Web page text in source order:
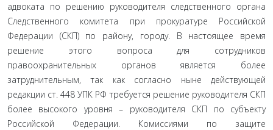
адвоката по решению руководителя следственного органа
Следственного комитета при прокуратуре Российской
Федерации (СКП) по району, городу. В настоящее время
решение этого вопроса для сотрудников
правоохранительных органов является более
затруднительным, так как согласно ныне действующей
редакции ст. 448 УПК РФ требуется решение руководителя СКП
более высокого уровня – руководителя СКП по субъекту
Российской Федерации. Комиссиями по защите